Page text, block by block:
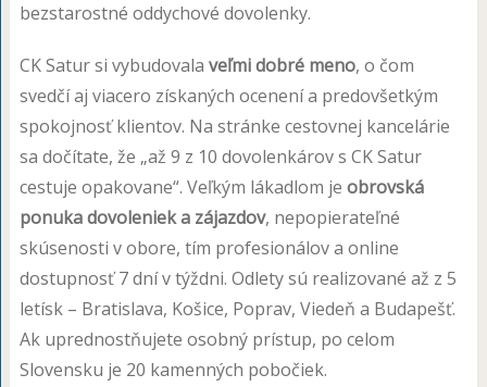
bezstarostné oddychové dovolenky.
CK Satur si vybudovala veľmi dobré meno, o čom
svedčí aj viacero získaných ocenení a predovšetkým
spokojnosť klientov. Na stránke cestovnej kancelárie
sa dočítate, že „až 9 z 10 dovolenkárov s CK Satur
cestuje opakovane“. Veľkým lákadlom je obrovská
ponuka dovoleniek a zájazdov, nepopierateľné
skúsenosti v obore, tím profesionálov a online
dostupnosť 7 dní v týždni. Odlety sú realizované až z 5
letísk – Bratislava, Košice, Poprav, Viedeň a Budapešť.
Ak uprednostňujete osobný prístup, po celom
Slovensku je 20 kamenných pobočiek.